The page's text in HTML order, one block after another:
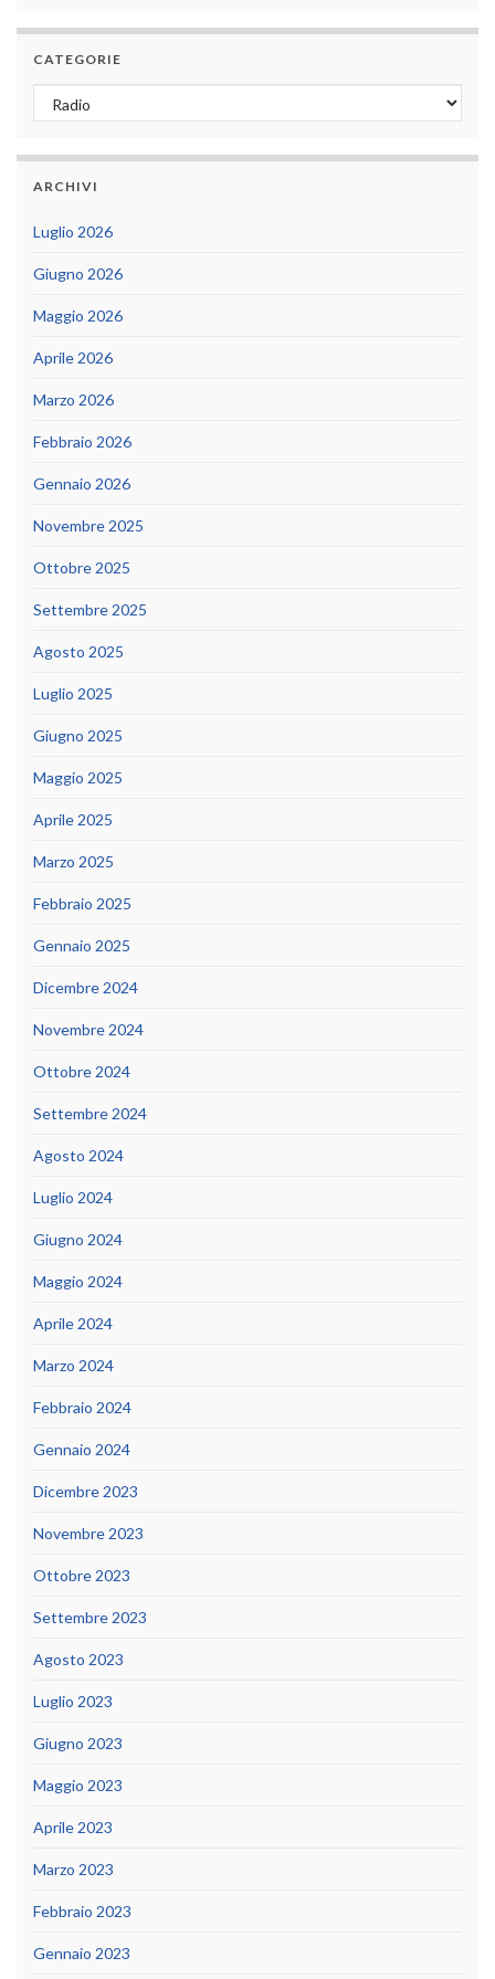
CATEGORIE
Categorie
ARCHIVI
Luglio 2026
Giugno 2026
Maggio 2026
Aprile 2026
Marzo 2026
Febbraio 2026
Gennaio 2026
Novembre 2025
Ottobre 2025
Settembre 2025
Agosto 2025
Luglio 2025
Giugno 2025
Maggio 2025
Aprile 2025
Marzo 2025
Febbraio 2025
Gennaio 2025
Dicembre 2024
Novembre 2024
Ottobre 2024
Settembre 2024
Agosto 2024
Luglio 2024
Giugno 2024
Maggio 2024
Aprile 2024
Marzo 2024
Febbraio 2024
Gennaio 2024
Dicembre 2023
Novembre 2023
Ottobre 2023
Settembre 2023
Agosto 2023
Luglio 2023
Giugno 2023
Maggio 2023
Aprile 2023
Marzo 2023
Febbraio 2023
Gennaio 2023